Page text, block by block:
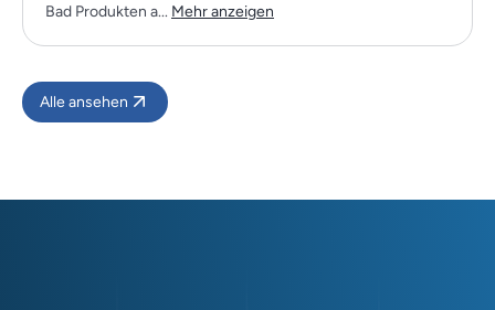
Bad Produkten a... Mehr anzeigen
Alle ansehen